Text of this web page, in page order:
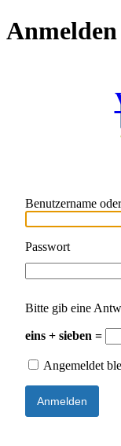
Anmelden
Benutzername
Passwort
Bitte gib eine
eins + sieben =
Angemeldet